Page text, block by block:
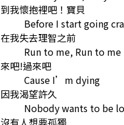
到我懷抱裡吧！寶貝
Before I start going
在我失去理智之前
Run to me, Run to me
來吧!過來吧
Cause I’m dying
因我渴望許久
Nobody wants to be
沒有人想要孤獨